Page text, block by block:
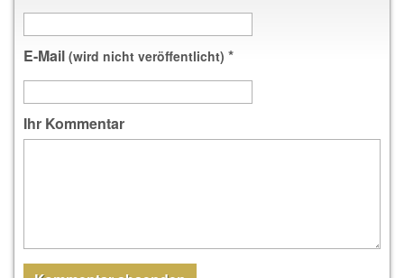
E-Mail (wird nicht veröffentlicht) *
Ihr Kommentar